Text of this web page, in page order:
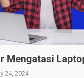
Mengatasi
24, 2024